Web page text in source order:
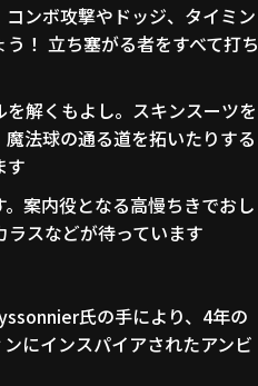
ンボ攻撃やドッジ、タイミン
！ 立ち塞がる者をすべて打ち
解くもよし。スキンスーツを
法球の通る道を拓いたりする
す
案内役となる高慢ちきでおし
スなどが待っています
氏の手により、4年の
にインスパイアされたアンビ